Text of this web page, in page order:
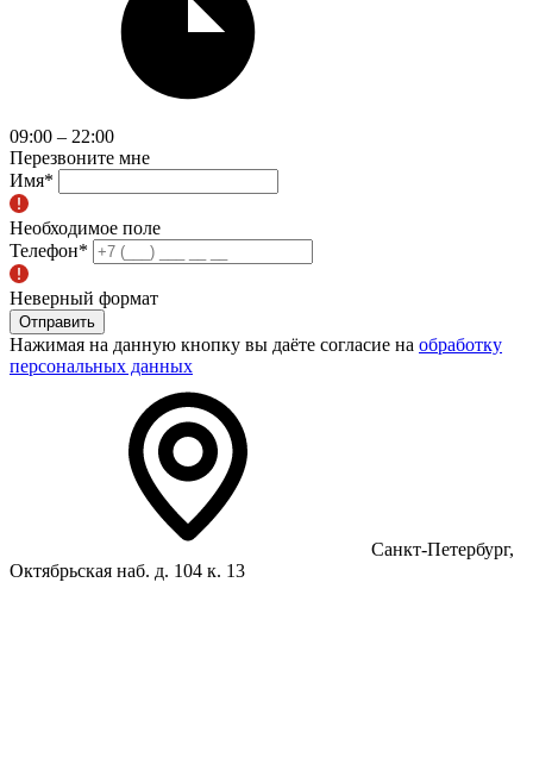
09:00 – 22:00
Перезвоните мне
Имя*
Необходимое поле
Телефон*
Неверный формат
Отправить
Нажимая на данную кнопку вы даёте согласие на обработку
персональных данных
Санкт-Петербург,
Октябрьская наб. д. 104 к. 13